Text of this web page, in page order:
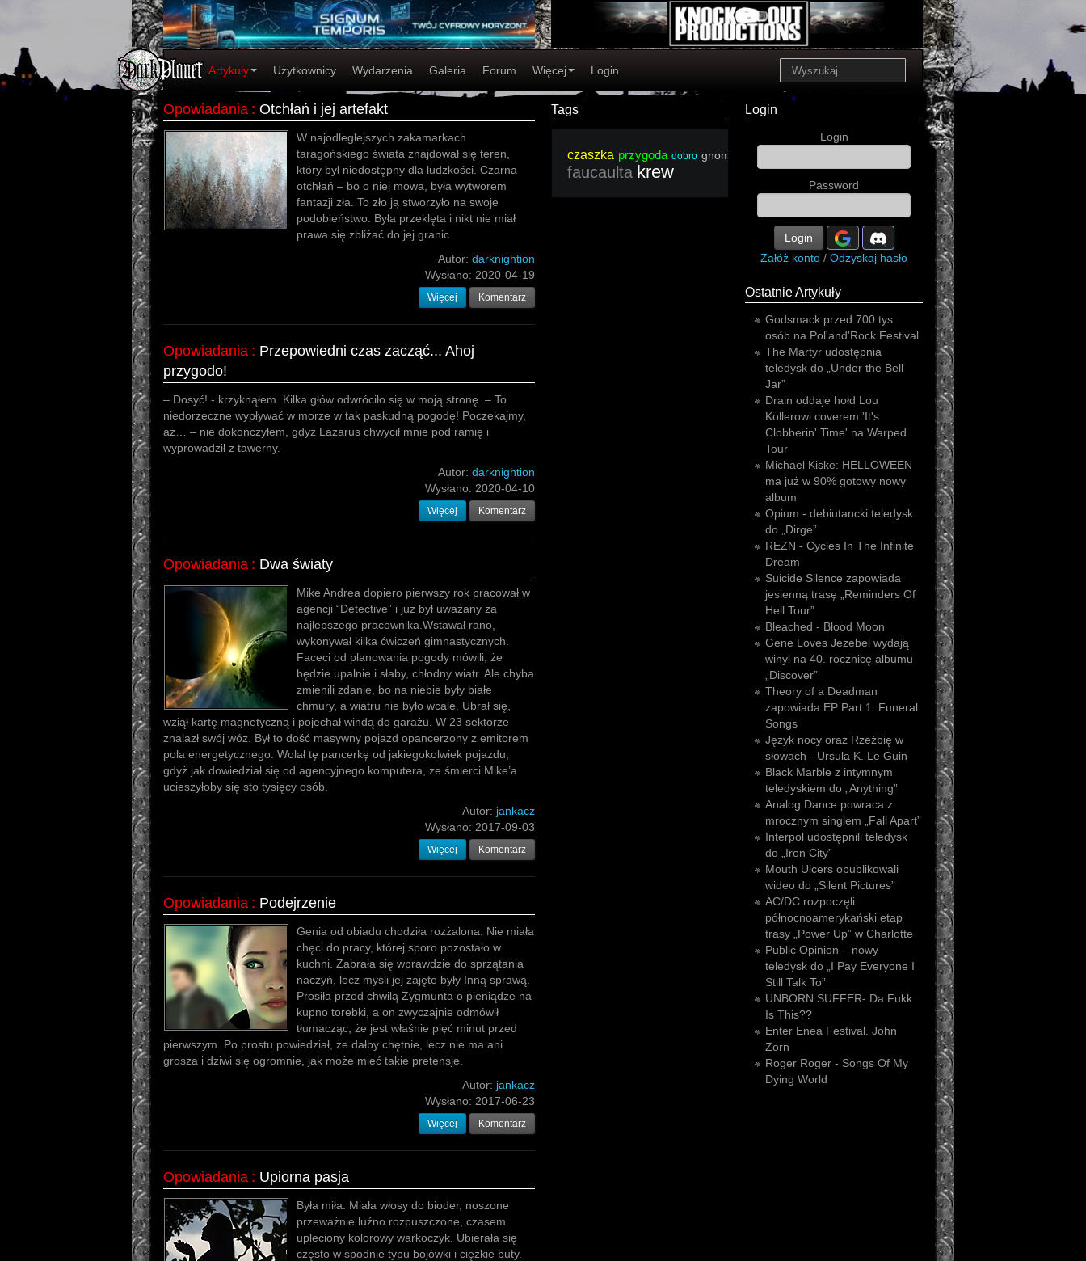
Artykuły Użytkownicy Wydarzenia Galeria Forum Więcej Login
Opowiadania : Otchłań i jej artefakt
W najodleglejszych zakamarkach
taragońskiego świata znajdował się teren,
który był niedostępny dla ludzkości. Czarna
otchłań – bo o niej mowa, była wytworem
fantazji zła. To zło ją stworzyło na swoje
podobieństwo. Była przeklęta i nikt nie miał
prawa się zbliżać do jej granic.
Autor: darknightion
Wysłano: 2020-04-19
Więcej Komentarz
Opowiadania : Przepowiedni czas zacząć... Ahoj
przygodo!
– Dosyć! - krzyknąłem. Kilka głów odwróciło się w moją stronę. – To
niedorzeczne wypływać w morze w tak paskudną pogodę! Poczekajmy,
aż… – nie dokończyłem, gdyż Lazarus chwycił mnie pod ramię i
wyprowadził z tawerny.
Autor: darknightion
Wysłano: 2020-04-10
Więcej Komentarz
Opowiadania : Dwa światy
Mike Andrea dopiero pierwszy rok pracował w
agencji “Detective” i już był uważany za
najlepszego pracownika.Wstawał rano,
wykonywał kilka ćwiczeń gimnastycznych.
Faceci od planowania pogody mówili, że
będzie upalnie i słaby, chłodny wiatr. Ale chyba
zmienili zdanie, bo na niebie były białe
chmury, a wiatru nie było wcale. Ubrał się,
wziął kartę magnetyczną i pojechał windą do garażu. W 23 sektorze
znalazł swój wóz. Był to dość masywny pojazd opancerzony z emitorem
pola energetycznego. Wolał tę pancerkę od jakiegokolwiek pojazdu,
gdyż jak dowiedział się od agencyjnego komputera, ze śmierci Mike’a
ucieszyłoby się sto tysięcy osób.
Autor: jankacz
Wysłano: 2017-09-03
Więcej Komentarz
Opowiadania : Podejrzenie
Genia od obiadu chodziła rozżalona. Nie miała
chęci do pracy, której sporo pozostało w
kuchni. Zabrała się wprawdzie do sprzątania
naczyń, lecz myśli jej zajęte były Inną sprawą.
Prosiła przed chwilą Zygmunta o pieniądze na
kupno torebki, a on zwyczajnie odmówił
tłumacząc, że jest właśnie pięć minut przed
pierwszym. Po prostu powiedział, że dałby chętnie, lecz nie ma ani
grosza i dziwi się ogromnie, jak może mieć takie pretensje.
Autor: jankacz
Wysłano: 2017-06-23
Więcej Komentarz
Opowiadania : Upiorna pasja
Była miła. Miała włosy do bioder, noszone
przeważnie luźno rozpuszczone, czasem
upleciony kolorowy warkoczyk. Ubierała się
często w spodnie typu bojówki i ciężkie buty.
Tags
czaszka przygoda dobro gnom opowiadanie
faucaulta krew
Login
Login
Password
Login
Załóż konto / Odzyskaj hasło
Ostatnie Artykuły
Godsmack przed 700 tys.
osób na Pol'and'Rock Festival
The Martyr udostępnia
teledysk do „Under the Bell
Jar”
Drain oddaje hołd Lou
Kollerowi coverem 'It's
Clobberin' Time' na Warped
Tour
Michael Kiske: HELLOWEEN
ma już w 90% gotowy nowy
album
Opium - debiutancki teledysk
do „Dirge”
REZN - Cycles In The Infinite
Dream
Suicide Silence zapowiada
jesienną trasę „Reminders Of
Hell Tour”
Bleached - Blood Moon
Gene Loves Jezebel wydają
winyl na 40. rocznicę albumu
„Discover”
Theory of a Deadman
zapowiada EP Part 1: Funeral
Songs
Język nocy oraz Rzeźbię w
słowach - Ursula K. Le Guin
Black Marble z intymnym
teledyskiem do „Anything”
Analog Dance powraca z
mrocznym singlem „Fall Apart”
Interpol udostępnili teledysk
do „Iron City”
Mouth Ulcers opublikowali
wideo do „Silent Pictures”
AC/DC rozpoczęli
północnoamerykański etap
trasy „Power Up” w Charlotte
Public Opinion – nowy
teledysk do „I Pay Everyone I
Still Talk To”
UNBORN SUFFER- Da Fukk
Is This??
Enter Enea Festival. John
Zorn
Roger Roger - Songs Of My
Dying World